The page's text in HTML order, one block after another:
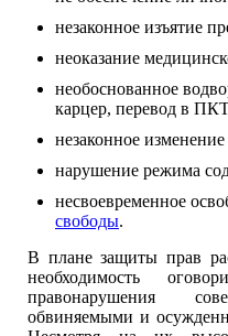
незаконное изъятие
неоказание
необоснованное
карцер, перевод в
незаконное
нарушение режима
несвоевременное
свободы.
В плане защиты прав
необходимость
правонарушения
обвиняемыми и